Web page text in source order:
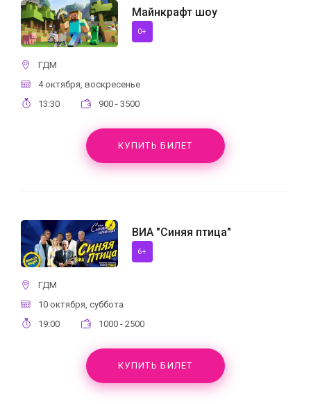
Майнкрафт шоу
0+
ГДМ
4 октября, воскресенье
13:30
900 - 3500
КУПИТЬ БИЛЕТ
ВИА "Синяя птица"
6+
ГДМ
10 октября, суббота
19:00
1000 - 2500
КУПИТЬ БИЛЕТ